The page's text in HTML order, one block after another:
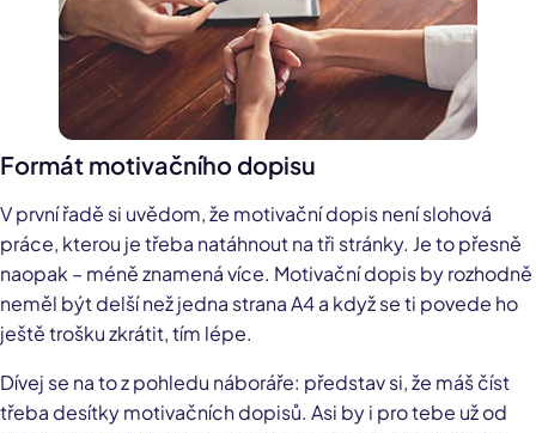
Formát motivačního dopisu
V první řadě si uvědom, že motivační dopis není slohová
práce, kterou je třeba natáhnout na tři stránky. Je to přesně
naopak – méně znamená více. Motivační dopis by rozhodně
neměl být delší než jedna strana A4 a když se ti povede ho
ještě trošku zkrátit, tím lépe.
Dívej se na to z pohledu náboráře: představ si, že máš číst
třeba desítky motivačních dopisů. Asi by i pro tebe už od